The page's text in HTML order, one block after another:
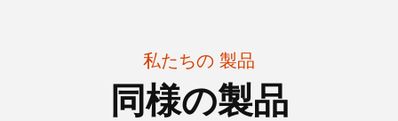
私たちの 製品
同様の製品